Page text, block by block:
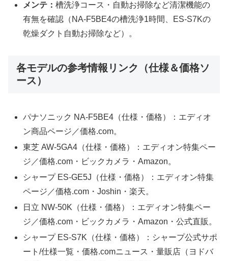
メンテ：槽洗浄コース・自動お掃除など清潔機能の
有無を確認（NA-F5BE4の槽洗浄1時間、ES-S7Kの
乾燥ダクト自動お掃除など）。
各モデルの参考情報リンク（仕様＆価格ソ
ース）
パナソニック NA-F5BE4（仕様・価格）：エディオ
ン商品ページ／価格.com。
東芝 AW-5GA4（仕様・価格）：エディオン特集ペー
ジ／価格.com・ビックカメラ・Amazon。
シャープ ES-GE5J（仕様・価格）：エディオン特集
ページ／価格.com・Joshin・楽天。
日立 NW-50K（仕様・価格）：エディオン特集ペー
ジ／価格.com・ビックカメラ・Amazon・公式直販。
シャープ ES-S7K（仕様・価格）：シャープ公式サポ
ート/仕様一覧・価格.comニュース・量販店（ヨドバ